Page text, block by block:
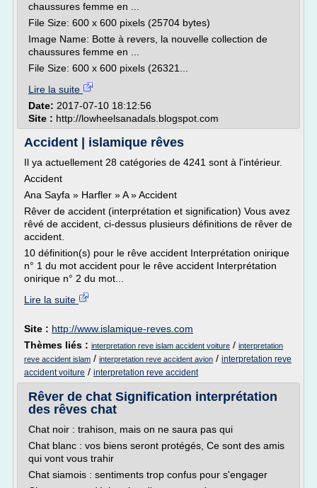
chaussures femme en ...
File Size: 600 x 600 pixels (25704 bytes)
Image Name: Botte à revers, la nouvelle collection de
chaussures femme en ...
File Size: 600 x 600 pixels (26321...
Lire la suite
Date: 2017-07-10 18:12:56
Site : http://lowheelsanadals.blogspot.com
Accident | islamique rêves
Il ya actuellement 28 catégories de 4241 sont à l'intérieur.
Accident
Ana Sayfa » Harfler » A » Accident
Rêver de accident (interprétation et signification) Vous avez
rêvé de accident, ci-dessus plusieurs définitions de rêver de
accident.
10 définition(s) pour le rêve accident Interprétation onirique
n° 1 du mot accident pour le rêve accident Interprétation
onirique n° 2 du mot...
Lire la suite
Site : http://www.islamique-reves.com
Thèmes liés : interpretation reve islam accident voiture / interpretation
reve accident islam / interpretation reve accident avion / interpretation reve
accident voiture / interpretation reve accident
Rêver de chat Signification interprétation
des rêves chat
Chat noir : trahison, mais on ne saura pas qui
Chat blanc : vos biens seront protégés, Ce sont des amis
qui vont vous trahir
Chat siamois : sentiments trop confus pour s'engager